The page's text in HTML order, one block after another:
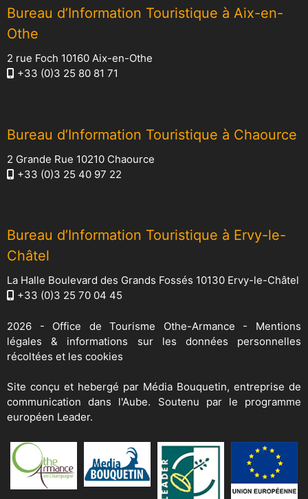
Bureau d’Information Touristique à Aix-en-
Othe
2 rue Foch 10160 Aix-en-Othe
+33 (0)3 25 80 81 71
Bureau d’Information Touristique à Chaource
2 Grande Rue 10210 Chaource
+33 (0)3 25 40 97 22
Bureau d’Information Touristique à Ervy-le-
Châtel
La Halle Boulevard des Grands Fossés 10130 Ervy-le-Châtel
+33 (0)3 25 70 04 45
2026 - Office de Tourisme Othe-Armance - Mentions
légales & informations sur les données personnelles
récoltées et les cookies
Site conçu et hebergé par Média Bouquetin, entreprise de
communication dans l'Aube. Soutenu par le programme
européen Leader.